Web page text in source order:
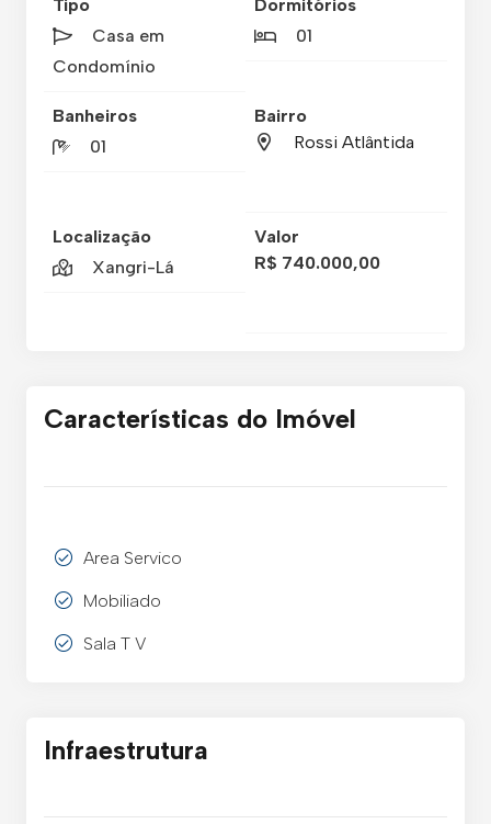
Tipo
Casa em
Condomínio
Dormitórios
01
Banheiros
01
Bairro
Rossi Atlântida
Localização
Xangri-Lá
Valor
R$ 740.000,00
Características do Imóvel
Area Servico
Mobiliado
Sala T V
Infraestrutura